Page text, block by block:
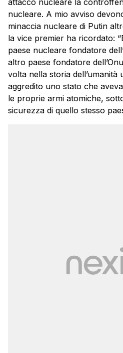
nucleare. A mio avviso
minaccia nucleare di Putin
la vice premier ha ricordato:
paese nucleare fondatore
altro paese fondatore
volta nella storia
aggredito uno stato che
le proprie armi atomiche,
sicurezza di quello stesso